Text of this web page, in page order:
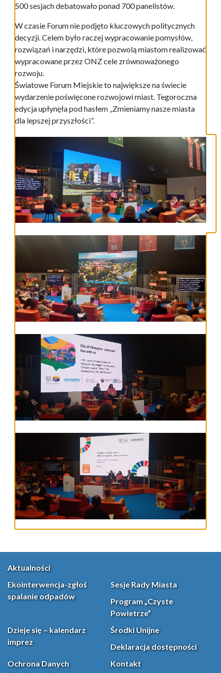
500 sesjach debatowało ponad 700 panelistów.
W czasie Forum nie podjęto kluczowych politycznych
decyzji. Celem było raczej wypracowanie pomysłów,
rozwiązań i narzędzi, które pozwolą miastom realizować
wypracowane przez ONZ cele zrównoważonego
rozwoju.
Światowe Forum Miejskie to największe na świecie
wydarzenie poświęcone rozwojowi miast. Tegoroczna
edycja upłynęła pod hasłem „Zmieniamy nasze miasta
dla lepszej przyszłości”.
Aktualności
Ekointerwencja-zgłoś
spalanie odpadów
Sesje Rady Miasta
Program „Czyste
Powietrze”
Dzieje się – kalendarz
imprez
Środki Unijne
Deklaracja dostępności
Ochrona Danych
Kontakt